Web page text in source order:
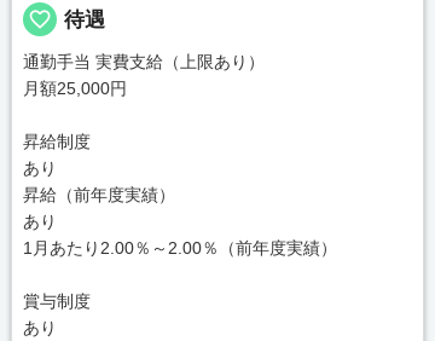
favorite_border 待遇
通勤手当 実費支給（上限あり）
月額25,000円
昇給制度
あり
昇給（前年度実績）
あり
1月あたり2.00％～2.00％（前年度実績）
賞与制度
あり